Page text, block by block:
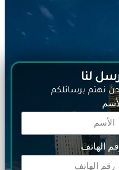
لنا
نهتم برسائلكم
الهاتف